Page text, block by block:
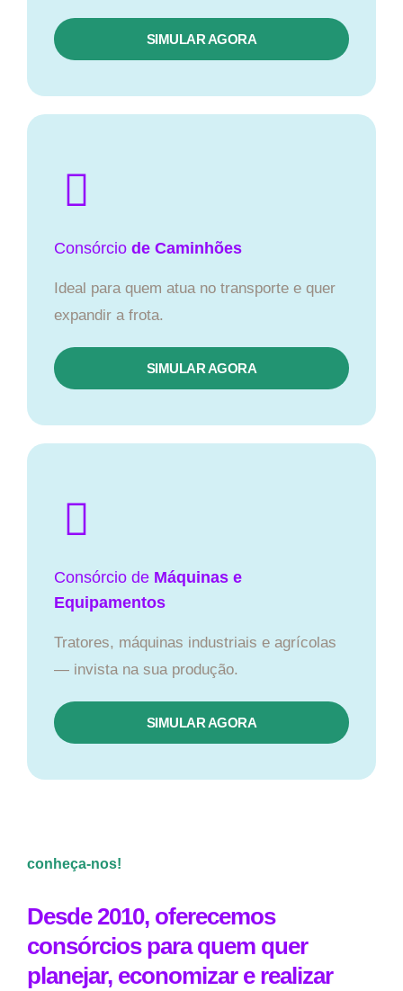
SIMULAR AGORA
Consórcio de Caminhões
Ideal para quem atua no transporte e quer
expandir a frota.
SIMULAR AGORA
Consórcio de Máquinas e
Equipamentos
Tratores, máquinas industriais e agrícolas
— invista na sua produção.
SIMULAR AGORA
conheça-nos!
Desde 2010, oferecemos
consórcios para quem quer
planejar, economizar e realizar